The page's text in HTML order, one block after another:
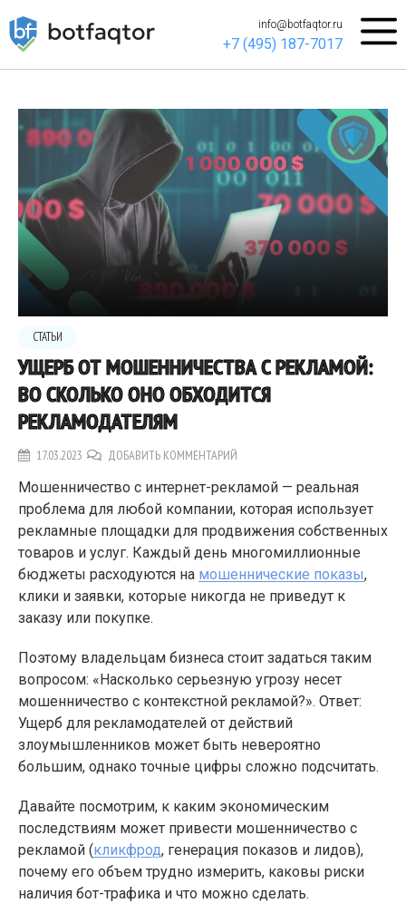
info@botfaqtor.ru
+7 (495) 187-7017
СТАТЬИ
УЩЕРБ ОТ МОШЕННИЧЕСТВА С РЕКЛАМОЙ:
ВО СКОЛЬКО ОНО ОБХОДИТСЯ
РЕКЛАМОДАТЕЛЯМ
17.03.2023 ДОБАВИТЬ КОММЕНТАРИЙ
Мошенничество с интернет-рекламой — реальная
проблема для любой компании, которая использует
рекламные площадки для продвижения собственных
товаров и услуг. Каждый день многомиллионные
бюджеты расходуются на мошеннические показы,
клики и заявки, которые никогда не приведут к
заказу или покупке.
Поэтому владельцам бизнеса стоит задаться таким
вопросом: «Насколько серьезную угрозу несет
мошенничество с контекстной рекламой?». Ответ:
Ущерб для рекламодателей от действий
злоумышленников может быть невероятно
большим, однако точные цифры сложно подсчитать.
Давайте посмотрим, к каким экономическим
последствиям может привести мошенничество с
рекламой (кликфрод, генерация показов и лидов),
почему его объем трудно измерить, каковы риски
наличия бот-трафика и что можно сделать.